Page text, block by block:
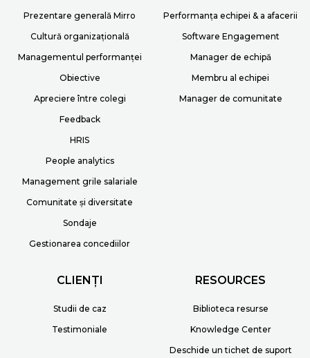
Prezentare generală Mirro
Cultură organizațională
Managementul performanței
Obiective
Apreciere între colegi
Feedback
HRIS
People analytics
Management grile salariale
Comunitate și diversitate
Sondaje
Gestionarea concediilor
Performanța echipei & a afacerii
Software Engagement
Manager de echipă
Membru al echipei
Manager de comunitate
CLIENȚI
Studii de caz
Testimoniale
RESOURCES
Biblioteca resurse
Knowledge Center
Deschide un tichet de suport